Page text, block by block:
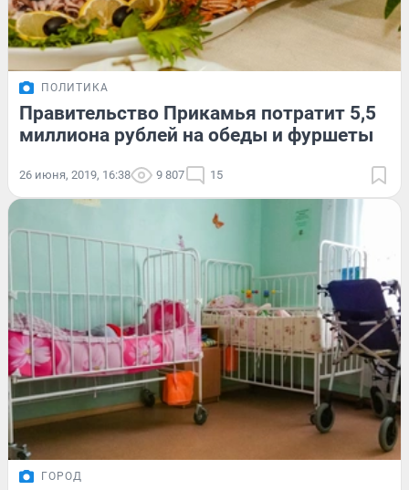
ПОЛИТИКА
Правительство Прикамья потратит 5,5
миллиона рублей на обеды и фуршеты
26 июня, 2019, 16:38 9 807 15
ГОРОД